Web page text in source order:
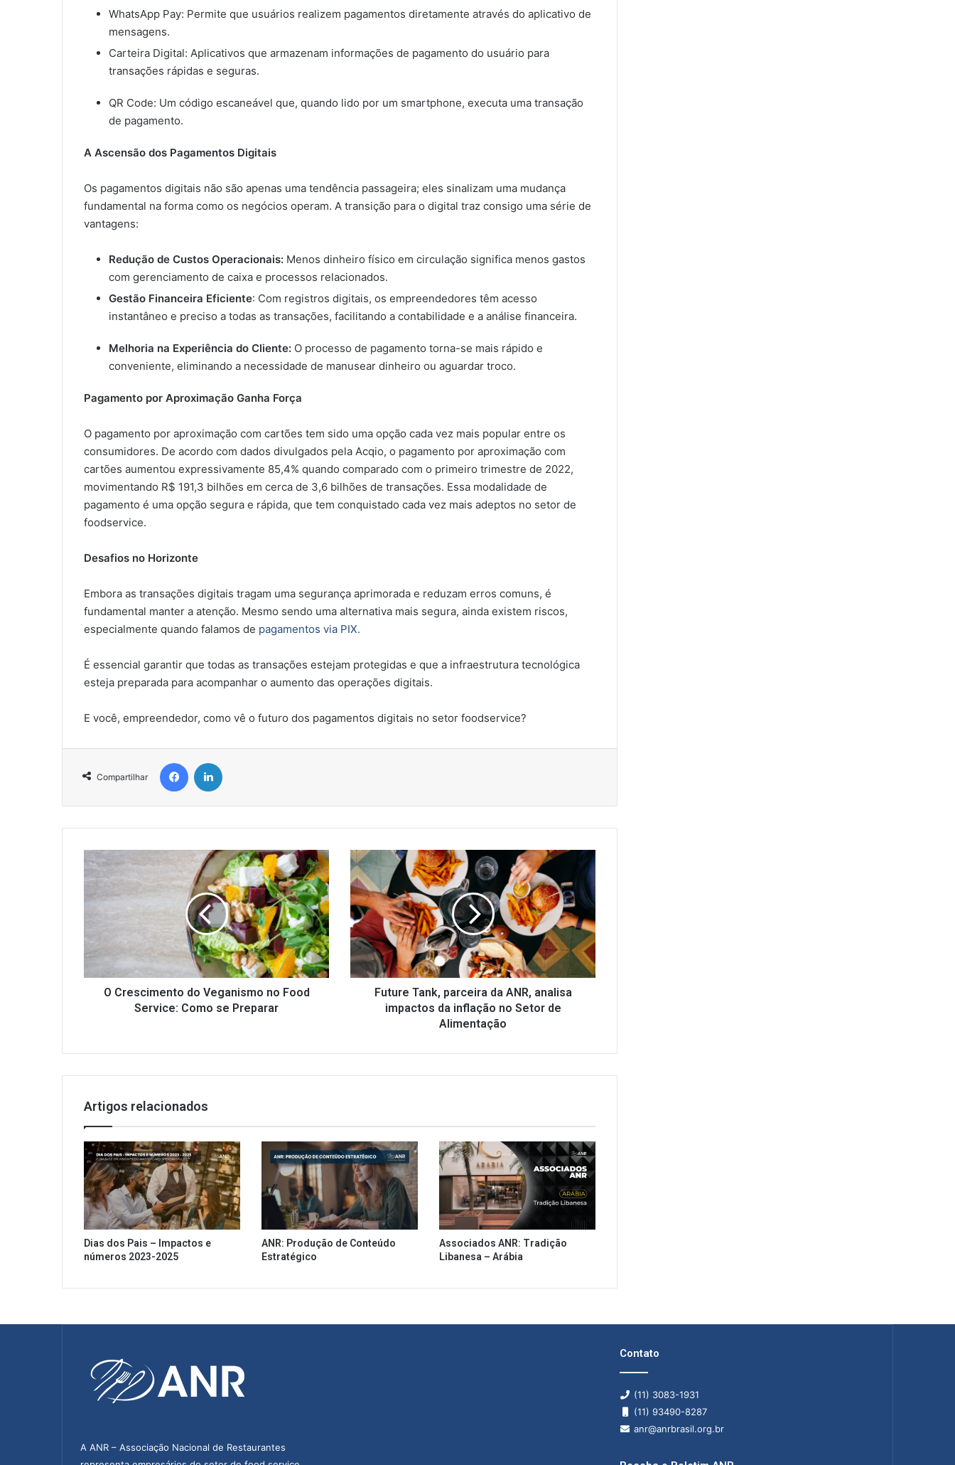
WhatsApp Pay: Permite que usuários realizem pagamentos diretamente através do aplicativo de
mensagens.
Carteira Digital: Aplicativos que armazenam informações de pagamento do usuário para
transações rápidas e seguras.
QR Code: Um código escaneável que, quando lido por um smartphone, executa uma transação
de pagamento.
A Ascensão dos Pagamentos Digitais
Os pagamentos digitais não são apenas uma tendência passageira; eles sinalizam uma mudança
fundamental na forma como os negócios operam. A transição para o digital traz consigo uma série de
vantagens:
Redução de Custos Operacionais: Menos dinheiro físico em circulação significa menos gastos
com gerenciamento de caixa e processos relacionados.
Gestão Financeira Eficiente: Com registros digitais, os empreendedores têm acesso
instantâneo e preciso a todas as transações, facilitando a contabilidade e a análise financeira.
Melhoria na Experiência do Cliente: O processo de pagamento torna-se mais rápido e
conveniente, eliminando a necessidade de manusear dinheiro ou aguardar troco.
Pagamento por Aproximação Ganha Força
O pagamento por aproximação com cartões tem sido uma opção cada vez mais popular entre os
consumidores. De acordo com dados divulgados pela Acqio, o pagamento por aproximação com
cartões aumentou expressivamente 85,4% quando comparado com o primeiro trimestre de 2022,
movimentando R$ 191,3 bilhões em cerca de 3,6 bilhões de transações. Essa modalidade de
pagamento é uma opção segura e rápida, que tem conquistado cada vez mais adeptos no setor de
foodservice.
Desafios no Horizonte
Embora as transações digitais tragam uma segurança aprimorada e reduzam erros comuns, é
fundamental manter a atenção. Mesmo sendo uma alternativa mais segura, ainda existem riscos,
especialmente quando falamos de pagamentos via PIX.
É essencial garantir que todas as transações estejam protegidas e que a infraestrutura tecnológica
esteja preparada para acompanhar o aumento das operações digitais.
E você, empreendedor, como vê o futuro dos pagamentos digitais no setor foodservice?
Compartilhar
Facebook
Crescimento
do
Veganismo
Food
Service:
Como
se
PrepararO Crescimento do Veganismo no Food
Service: Como se Preparar
Future
Tank,
parceira
da
ANR,
analisa
impactos
da
inflação
Future Tank, parceira da ANR, analisa
impactos da inflação no Setor de
Alimentação
Artigos relacionados
Dias dos Pais – Impactos e
números 2023-2025
ANR: Produção de Conteúdo
Estratégico
Associados ANR: Tradição
Libanesa – Arábia
A ANR – Associação Nacional de Restaurantes
Contato
(11) 3083-1931
(11) 93490-8287
anr@anrbrasil.org.br